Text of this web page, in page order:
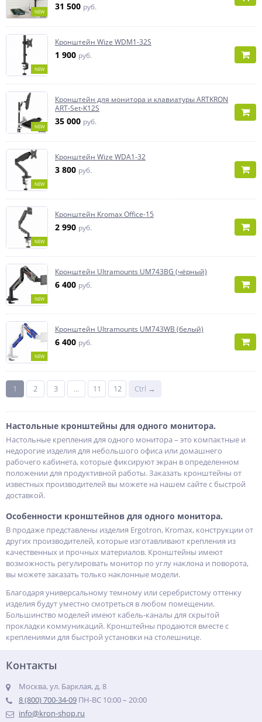
NEW 31 500 руб.
NEW
Кронштейн Wize WDM1-32S
1 900 руб.
NEW
Кронштейн для монитора и клавиатуры ARTKRON
ART-Set-K12S
35 000 руб.
NEW
Кронштейн Wize WDA1-32
3 800 руб.
NEW
Кронштейн Kromax Office-15
2 990 руб.
NEW
Кронштейн Ultramounts UM743BG (чёрный)
6 400 руб.
NEW
Кронштейн Ultramounts UM743WB (белый)
6 400 руб.
1 2 3 ... 11 12 Ctrl →
Настольные кронштейны для одного монитора.
Настольные крепления для одного монитора – это компактные и
недорогие изделия для небольшого офиса или домашнего
рабочего кабинета, которые фиксируют экран в определенном
положении для продуктивной работы. Заказать кронштейны от
известных производителей вы можете на нашем сайте с быстрой
доставкой.
Особенности кронштейнов для одного монитора.
В продаже представлены изделия Ergotron, Kromax, конструкции от
других производителей, которые изготавливают крепления из
качественных и прочных материалов. Кронштейны имеют
возможность регулировать монитор по углу наклона и поворота,
вы можете заказать только наклонные модели.
Благодаря универсальному темному или серебристому оттенку
изделия будут уместно смотреться в любом помещении.
Большинство моделей имеют кабель-каналы для скрытой
прокладки коммуникаций. Кронштейны продаются вместе с
креплениями для быстрой установки на столешнице.
Контакты
Москва, ул. Барклая, д. 8
8 (800) 700-34-09 ПН-ВС 10:00 – 20:00
info@kron-shop.ru